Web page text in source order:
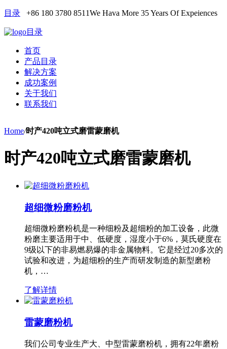
目录 +86 180 3780 8511We Hava More 35 Years Of Expeiences
目录
首页
产品目录
解决方案
成功案例
关于我们
联系我们
Home/时产420吨立式磨雷蒙磨机
时产420吨立式磨雷蒙磨机
超细微粉磨粉机
超细微粉磨粉机是一种细粉及超细粉的加工设备，此微
粉磨主要适用于中、低硬度，湿度小于6%，莫氏硬度在
9级以下的非易燃易爆的非金属物料。它是经过20多次的
试验和改进，为超细粉的生产而研发制造的新型磨粉
机，…
了解详情
雷蒙磨粉机
我们公司专业生产大、中型雷蒙磨粉机，拥有22年磨粉